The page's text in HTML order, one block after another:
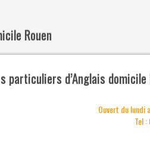
Rouen
particuliers d’Anglais domicile
Ouvert du lundi
Tel